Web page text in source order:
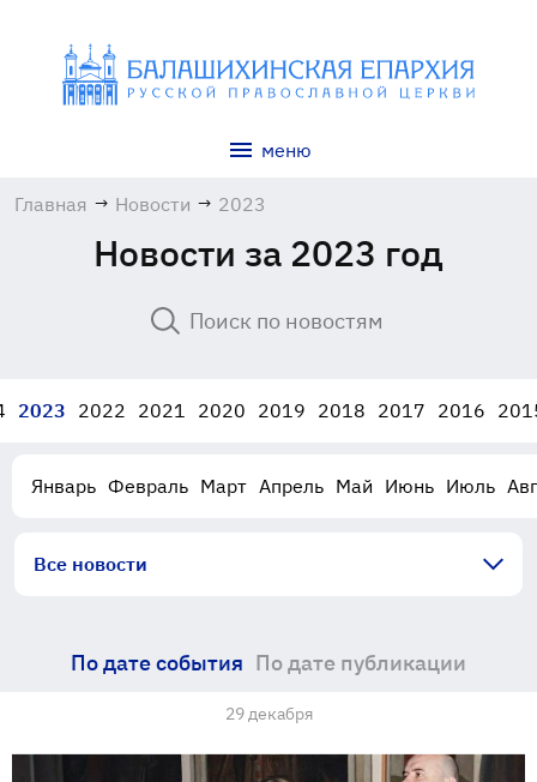
меню
Главная → Новости → 2023
Новости за 2023 год
2023 2022 2021 2020 2019 2018 2017 2016
Январь Февраль Март Апрель Май Июнь Июль
Все новости
По дате события По дате публикации
29 декабря